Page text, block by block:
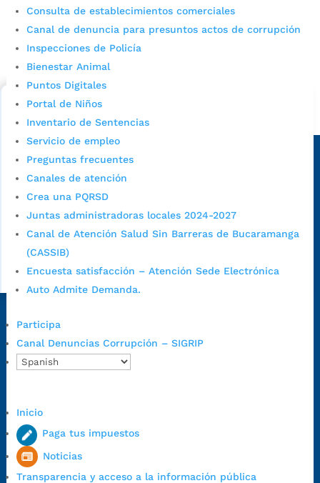
Consulta de establecimientos comerciales
Canal de denuncia para presuntos actos de corrupción
Inspecciones de Policía
Bienestar Animal
Puntos Digitales
Portal de Niños
Inventario de Sentencias
Servicio de empleo
Preguntas frecuentes
Canales de atención
Crea una PQRSD
Juntas administradoras locales 2024-2027
Canal de Atención Salud Sin Barreras de Bucaramanga
(CASSIB)
Encuesta satisfacción – Atención Sede Electrónica
Auto Admite Demanda.
Participa
Canal Denuncias Corrupción – SIGRIP
Inicio
Paga tus impuestos
Noticias
Transparencia y acceso a la información pública
Cupos Escolares Bucaramanga 2022
Consulta aqui los pasos para inscribirse y solicitar un
cupo escolar en los colegios oficiales de
Bucaramanga.
Alcaldía de Bucaramanga
Sede principal
Dirección Fase I:
Colombia.
Dirección Fase II:Carrera 11 # 34-52, Bucaramanga, Santander,
Horario de Atención:
1:00 p.m. a 5:30 p.m. / viernes jornada continua en el horario de
7:00 a.m. a 5:00 p.m., con 30 minutos de descanso al medio día.
Horario de Atención CAME (Central):